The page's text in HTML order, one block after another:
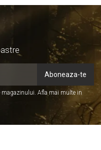
Afla mai multe in